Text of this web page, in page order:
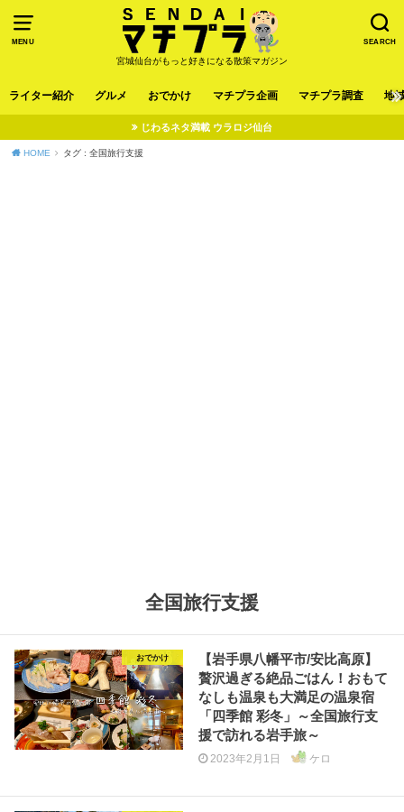
MENU SEARCH
宮城仙台がもっと好きになる散策マガジン
ライター紹介 グルメ おでかけ マチプラ企画 マチプラ調査 地
じわるネタ満載 ウラロジ仙台
HOME タグ : 全国旅行支援
全国旅行支援
おでかけ
【岩手県八幡平市/安比高原】
贅沢過ぎる絶品ごはん！おもて
なしも温泉も大満足の温泉宿
「四季館 彩冬」～全国旅行支
援で訪れる岩手旅～
2023年2月1日 ケロ